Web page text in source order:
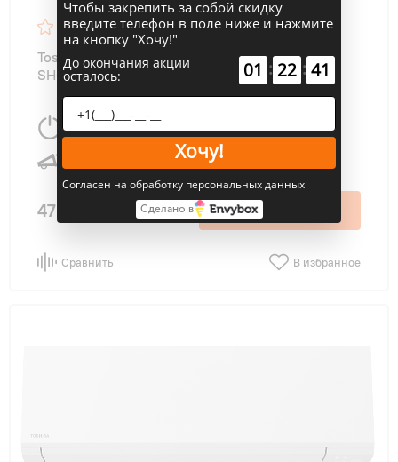
4.8 13
Toshiba RAS-B10G3KVSG-E внутренний блок
SHORAI EDGE
2700 Вт 25 м
47 000 ₽ В корзину
Сравнить В избранное
Чтобы закрепить за собой скидку
введите телефон в поле ниже и нажмите
на кнопку "Хочу!"
До окончания акции
осталось: 01 : 22 : 39
Хочу!
Согласен на обработку персональных данных
Сделано в